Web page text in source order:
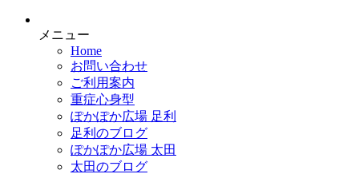
メニュー
Home
お問い合わせ
ご利用案内
重症心身型
ぽかぽか広場 足利
足利のブログ
ぽかぽか広場 太田
太田のブログ